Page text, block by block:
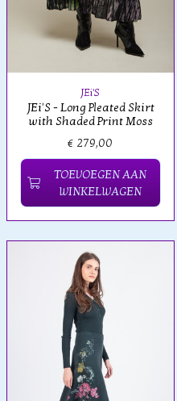
JEi'S
JEi'S - Long Pleated Skirt
with Shaded Print Moss
€ 279,00
TOEVOEGEN AAN
WINKELWAGEN